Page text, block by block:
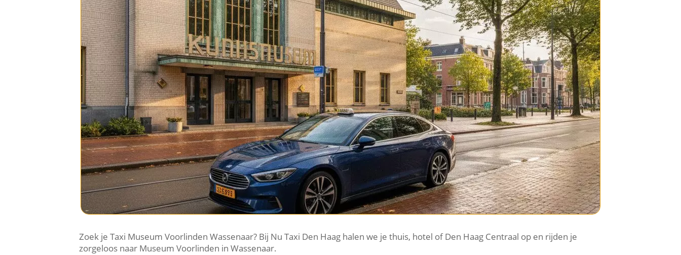
Zoek je Taxi Museum Voorlinden Wassenaar? Bij Nu Taxi Den Haag halen we je thuis, hotel of Den Haag Centraal op en rijden je
zorgeloos naar Museum Voorlinden in Wassenaar.